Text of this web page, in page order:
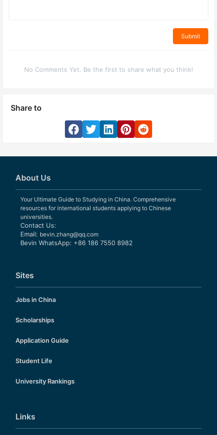
Submit
No Comments Yet. Be the first to share what you think!
Share to
About Us
Your Ultimate Guide to Studying in China. Comprehensive
resources for international students applying to Chinese
universities.
Contact Us:
Email: bevin.zhang@qq.com
Bevin WhatsApp: +86 186 7550 8982
Sites
Jobs in China
Scholarships
Application Guide
Student Life
University Rankings
Links